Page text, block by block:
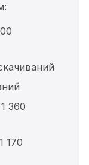
360
170